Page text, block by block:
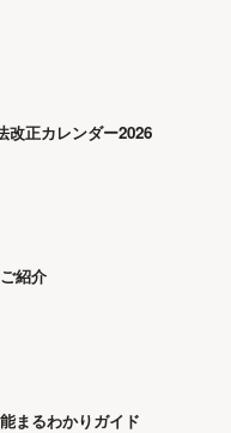
改正カレンダー2026
紹介
まるわかりガイド